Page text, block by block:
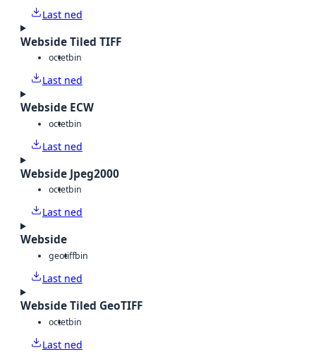
Last ned
Webside Tiled TIFF
octetbin
Last ned
Webside ECW
octetbin
Last ned
Webside Jpeg2000
octetbin
Last ned
Webside
geotiffbin
Last ned
Webside Tiled GeoTIFF
octetbin
Last ned